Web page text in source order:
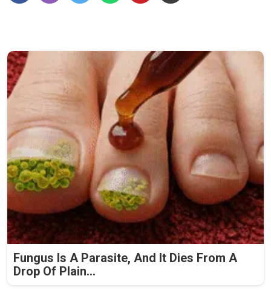
Fungus Is A Parasite, And It Dies From A
Drop Of Plain...